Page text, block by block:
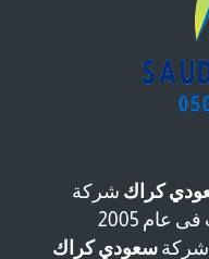
كراك شركة
ذات مسئولية محدودة تأسست فى عام 2005
شركة سعودي كراك